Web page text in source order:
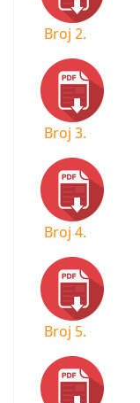
Broj 2.
Broj 3.
Broj 4.
Broj 5.